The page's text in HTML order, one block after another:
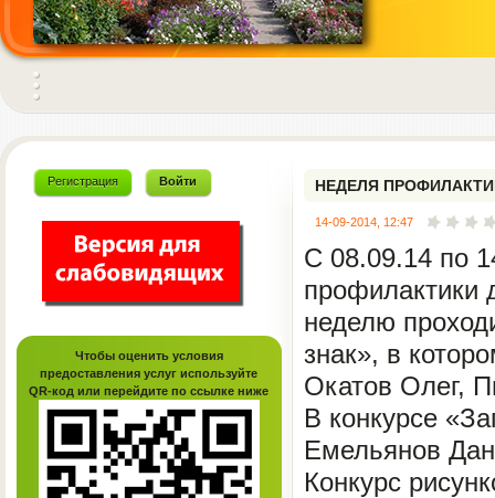
Регистрация Войти
Чтобы оценить условия
предоставления услуг используйте
QR-код или перейдите по ссылке ниже
НЕДЕЛЯ
14-09-2014, 12:47
С 08.09.14 по
профилактики
неделю
знак», в
Окатов Олег,
В конкурсе
Емельянов
Конкурс